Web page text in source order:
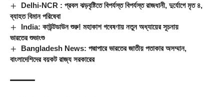
Delhi-NCR : প্রবল ঝড়বৃষ্টিতে বিপর্যস্ত বিপর্যস্ত রাজধানী, দুর্যোগে মৃত ৪,
ব্যাহত বিমান পরিষেবা
India: কাউন্টডাউন শুরু! মহাকাশ গবেষণায় নতুন অধ্যায়ের সূচনায়
ভারতের শুভাংশু
Bangladesh News: পদ্মাপারে ভারতের জাতীয় পতাকার অসম্মান,
বাংলাদেশিদের বয়কট রাজ্য সরকারের